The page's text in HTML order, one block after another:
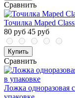
Сравнить
Точилка Maped
80 руб 45 руб
Купить
Сравнить
Ложка одноразовая